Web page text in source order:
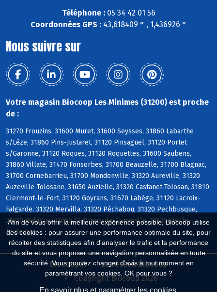
Afin de vous offrir la meilleure expérience possible, Biocoop utilise
des cookies : pour assurer une performance optimale du site, pour
récolter des statistiques afin d'analyser le trafic et la performance
du site et vous proposer une navigation personnalisée en toute
sécurité. Vous pouvez changer d'avis à tout moment en
paramétrant vos cookies. OK pour vous ?
En savoir plus et paramétrer les cookies
Téléphone :05 34 42 01 56
Coordonnées GPS : 43,618409 ° , 1,436926 °
Nous suivre sur
Votre magasin Biocoop Les Minimes (31200) est proche
de :
31270 Frouzins, 31600 Muret, 31600 Seysses, 31860 Labarthe
s/Lèze, 31860 Pins-Justaret, 31120 Pinsaguel, 31120 Portet
s/Garonne, 31120 Roques, 31120 Roquettes, 31600 Saubens,
31860 Villate, 31470 Fonsorbes, 31700 Beauzelle, 31700 Blagnac,
31700 Cornebarrieu, 31700 Mondonville, 31320 Aureville, 31320
Auzeville-Tolosane, 31650 Auzielle, 31320 Castanet-Tolosan, 31810
Clermont-le-Fort, 31120 Goyrans, 31670 Labège, 31120 Lacroix-
Falgarde, 31320 Mervilla, 31320 Péchabou, 31320 Pechbusque,
31320 Rebigue, 31650 St-Orens-de-Gameville, 31320 Vieille-
Toulouse
Biocoop.fr
Le réseau Biocoop
Copyright Biocoop 2026